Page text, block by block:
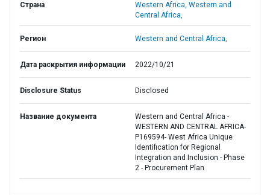
Страна Western Africa, Western and
Central Africa,
Регион Western and Central Africa,
Дата раскрытия информации 2022/10/21
Disclosure Status Disclosed
Название документа
Western and Central Africa -
WESTERN AND CENTRAL AFRICA-
P169594- West Africa Unique
Identification for Regional
Integration and Inclusion - Phase
2 - Procurement Plan